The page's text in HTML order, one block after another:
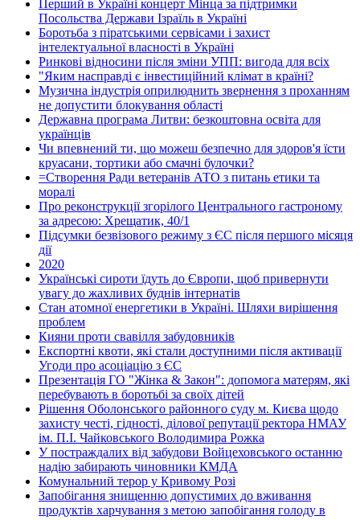
Перший в Україні концерт Мінца за підтримки
Посольства Держави Ізраїль в Україні
Боротьба з піратськими сервісами і захист
інтелектуальної власності в Україні
Ринкові відносини після зміни УПП: вигода для всіх
"Яким насправді є інвестиційний клімат в країні?
Музична індустрія оприлюднить звернення з проханням
не допустити блокування області
Державна програма Литви: безкоштовна освіта для
українців
Чи впевнений ти, що можеш безпечно для здоров'я їсти
круасани, тортики або смачні булочки?
=Створення Ради ветеранів АТО з питань етики та
моралі
Про реконструкції згорілого Центрального гастроному
за адресою: Хрещатик, 40/1
Підсумки безвізового режиму з ЄС після першого місяця
дії
2020
Українські сироти їдуть до Європи, щоб привернути
увагу до жахливих буднів інтернатів
Стан атомної енергетики в Україні. Шляхи вирішення
проблем
Кияни проти свавілля забудовників
Експортні квоти, які стали доступними після активації
Угоди про асоціацію з ЄС
Презентація ГО "Жінка & Закон": допомога матерям, які
перебувають в боротьбі за своїх дітей
Рішення Оболонського районного суду м. Києва щодо
захисту честі, гідності, ділової репутації ректора НМАУ
ім. П.І. Чайковського Володимира Рожка
У постраждалих від забудови Войцеховського останню
надію забирають чиновники КМДА
Комунальний терор у Кривому Розі
Запобігання знищенню допустимих до вживання
продуктів харчування з метою запобігання голоду в